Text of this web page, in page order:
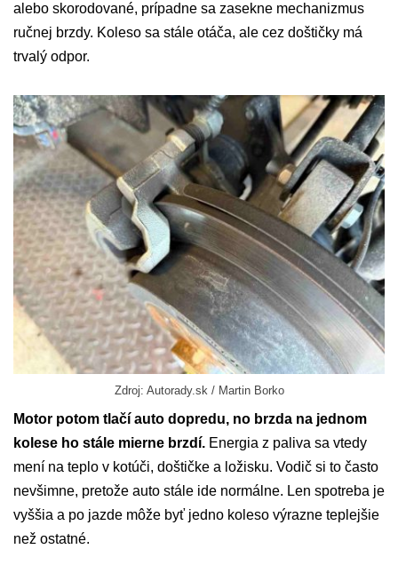
alebo skorodované, prípadne sa zasekne mechanizmus
ručnej brzdy. Koleso sa stále otáča, ale cez doštičky má
trvalý odpor.
Zdroj: Autorady.sk / Martin Borko
Motor potom tlačí auto dopredu, no brzda na jednom
kolese ho stále mierne brzdí. Energia z paliva sa vtedy
mení na teplo v kotúči, doštičke a ložisku. Vodič si to často
nevšimne, pretože auto stále ide normálne. Len spotreba je
vyššia a po jazde môže byť jedno koleso výrazne teplejšie
než ostatné.